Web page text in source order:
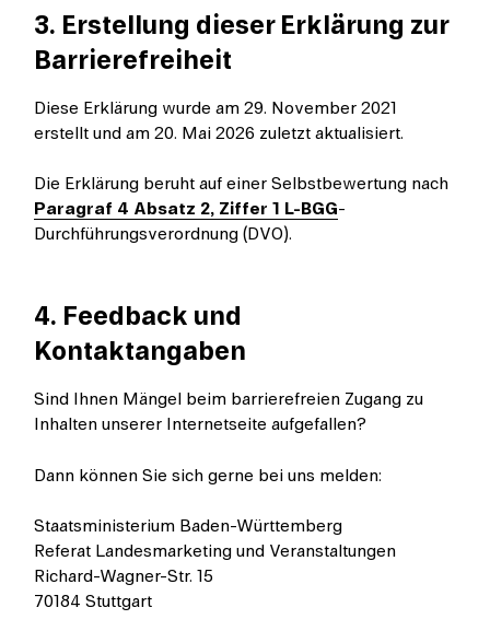
3. Erstellung dieser Erklärung zur
Barrierefreiheit
Diese Erklärung wurde am 29. November 2021
erstellt und am 20. Mai 2026 zuletzt aktualisiert.
Die Erklärung beruht auf einer Selbstbewertung nach
Paragraf 4 Absatz 2, Ziffer 1 L-BGG-
Durchführungsverordnung (DVO).
4. Feedback und
Kontaktangaben
Sind Ihnen Mängel beim barrierefreien Zugang zu
Inhalten unserer Internetseite aufgefallen?
Dann können Sie sich gerne bei uns melden:
Staatsministerium Baden-Württemberg
Referat Landesmarketing und Veranstaltungen
Richard-Wagner-Str. 15
70184 Stuttgart